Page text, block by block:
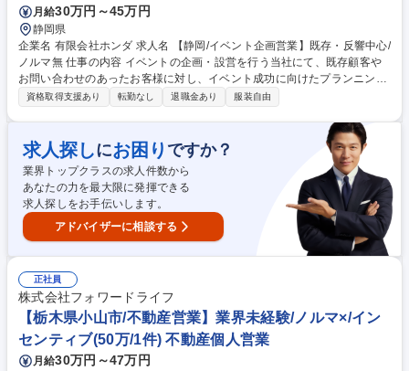
環境◎
月給30万円～45万円
静岡県
企業名 有限会社ホンダ 求人名 【静岡/イベント企画営業】既存・反響中心/
ノルマ無 仕事の内容 イベントの企画・設営を行う当社にて、既存顧客や
お問い合わせのあったお客様に対し、イベント成功に向けたプランニン
グ、機材・スタッフの手配などを行う営業職をお任せします。 顧客との打
アウトや必要な什器、看板、スタッフ人数などを提案・見積もり作成しま
す。受注後は社内の施工部門へ詳細を引き継ぎ、当日の運営までサポート
します。 案件は毎年恒例のイベントだけでなく、学会や会議室の設営、単
発のイベントなど多岐にわたり、一年を通じて常に新しい案件に携われる
面白さがあります。 募集職種 【静岡/イベント企画営業】既存・反響中心/
ノルマ無
資格取得支援あり 転勤なし 退職金あり 服装自由
求人探しにお困り ですか？
業界トップクラスの求人件数から
あなたの力を最大限に発揮できる
求人探しをお手伝いします。
アドバイザーに相談する
正社員
株式会社フォワードライフ
【栃木県小山市/不動産営業】業界未経験/ノルマ×/イン
センティブ(50万/1件) 不動産個人営業
月給30万円～47万円